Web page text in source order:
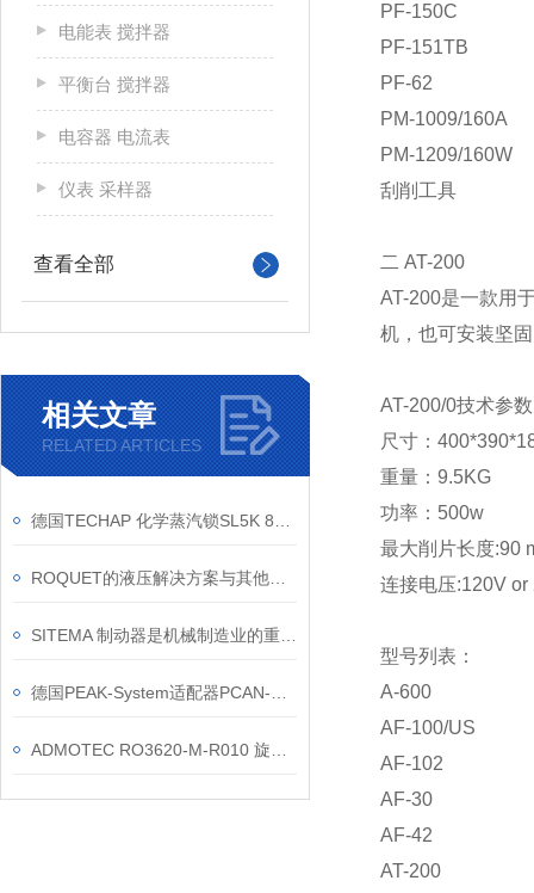
电能表 搅拌器
平衡台 搅拌器
电容器 电流表
仪表 采样器
查看全部
相关文章
RELATED ARTICLES
PF-150C
PF-151TB
PF-62
PM-1009/160A
PM-1209/160W
刮削工具
二 AT-200
AT-200是一款用
机，也可安装坚
AT-200/0技术参
尺寸：
重量：9.5KG
功率：500w
最大削片长度:90
连接电压:120V or
型号列表：
A-600
AF-100/US
AF-102
AF-30
AF-42
AT-200